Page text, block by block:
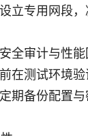
立专用网段
全审计与性能
在测试环境验
期备份配置